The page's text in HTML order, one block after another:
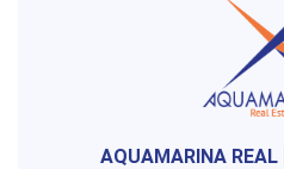
AQUAMARINA REAL